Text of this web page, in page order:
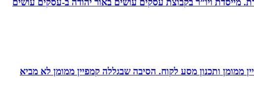
ויו”ר בקבוצת עסקים עושים באור יהודה‏ ב-‏עסקים עושים
ממומן ותכנון מסע לקוח. הסיבה שבגללה קמפיין ממומן לא מביא